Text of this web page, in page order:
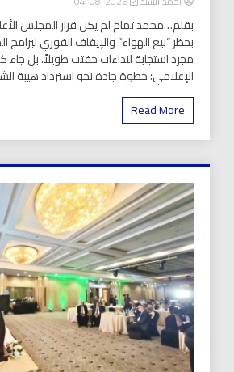
بقلم…محمد تمام لم يكن قرار المجلس
بحظر “بيع الهواء” والإيقاف الفوري لبرامج
مجرد استجابة لنداءات خفتت طويلاً، بل جاء
الإعلامي؛ خطوة جادة نحو استرداد هيبة
Read More